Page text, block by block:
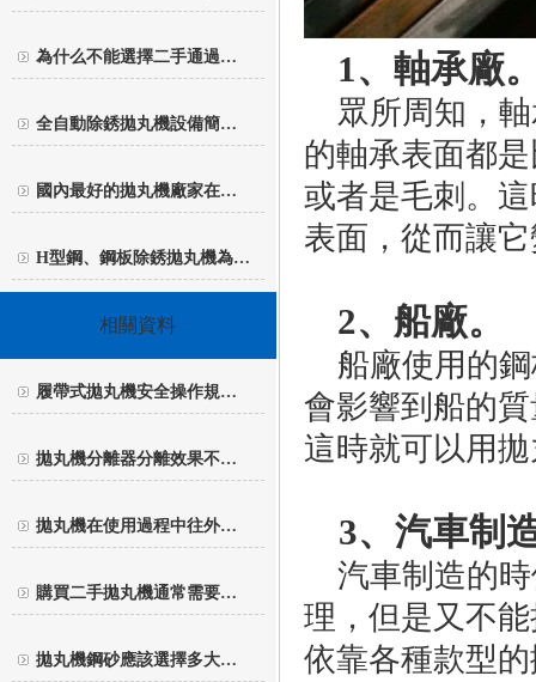
為什么不能選擇二手通過…
全自動除銹拋丸機設備簡…
國內最好的拋丸機廠家在…
H型鋼、鋼板除銹拋丸機為…
相關資料
履帶式拋丸機安全操作規…
拋丸機分離器分離效果不…
拋丸機在使用過程中往外…
購買二手拋丸機通常需要…
拋丸機鋼砂應該選擇多大…
1、軸承廠
眾所周知，軸
的軸承表面都
或者是毛刺。
表面，從而讓它
2、船廠。
船廠使用的鋼
會影響到船的
這時就可以用
3、汽車制
汽車制造的時
理，但是又不
依靠各種款型